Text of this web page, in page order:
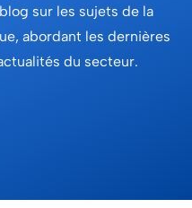
sur les sujets de la
abordant les dernières
du secteur.